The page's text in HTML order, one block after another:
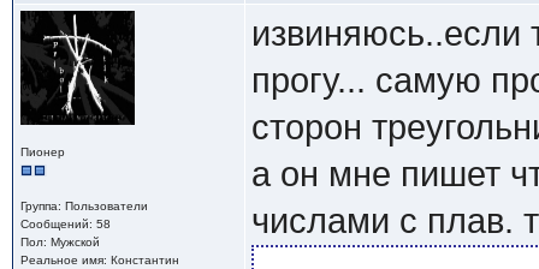
Пионер
Группа: Пользователи
Сообщений: 58
Пол: Мужской
Реальное имя: Константин
извиняюсь..если
прогу... самую
сторон
а он мне пишет
числами с плав.